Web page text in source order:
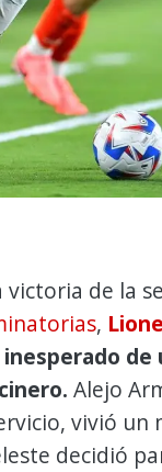
victoria de la
,
Alejo
vivió
decidió